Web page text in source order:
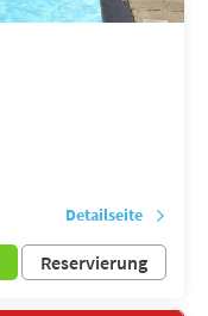
Detailseite
Reservierung